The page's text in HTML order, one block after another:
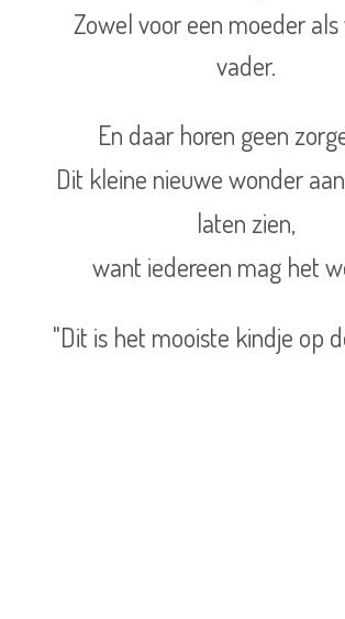
Zowel voor een moeder
vader.
En daar horen geen
Dit kleine nieuwe wonder
laten zien,
want iedereen mag het
"Dit is het mooiste kindje op